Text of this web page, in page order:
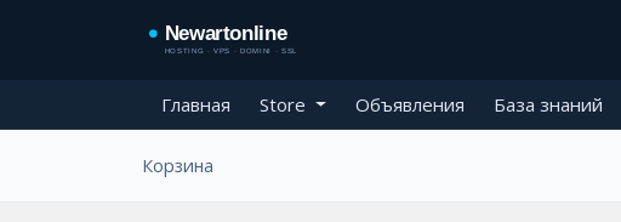
Главная Store Объявления База знаний
Корзина